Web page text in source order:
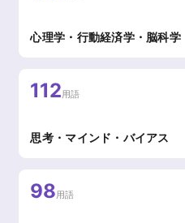
心理学・行動経済学・脳科学
112用語
思考・マインド・バイアス
98用語